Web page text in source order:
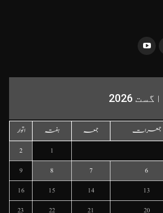
اگست 2026
جمعرات جمعہ ہفتہ
اتوار
1
2
6
7
8
9
13
14
15
16
20
21
22
23